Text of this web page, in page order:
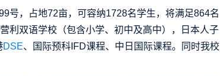
号，占地72亩，可容纳1728名学生，将满足864名
利双语学校（包含小学、初中及高中），日本人子
DSE、国际预科IFD课程、中日国际课程。同时我校